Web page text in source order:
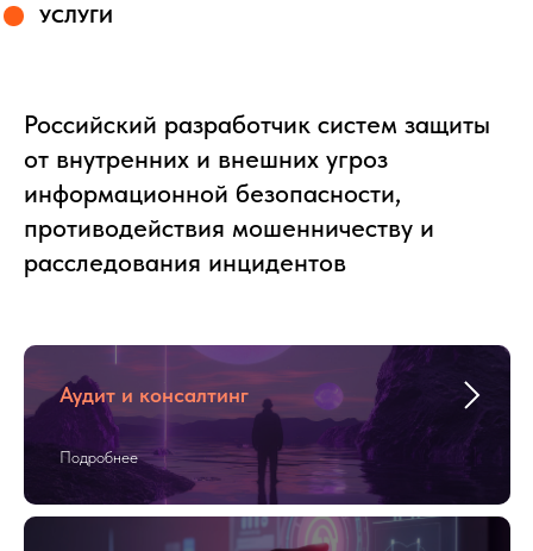
УСЛУГИ
Российский разработчик систем защиты
от внутренних и внешних угроз
информационной безопасности,
противодействия мошенничеству и
расследования инцидентов
Аудит и консалтинг
Подробнее